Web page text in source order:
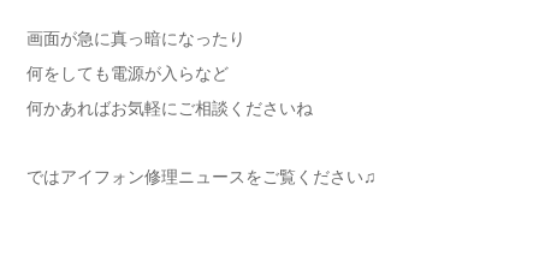
画面が急に真っ暗になったり
何をしても電源が入らなど
何かあればお気軽にご相談くださいね
ではアイフォン修理ニュースをご覧ください♫